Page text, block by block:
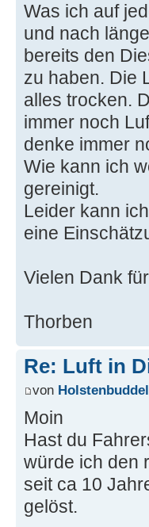
Was ich auf
und nach
bereits den
zu haben. Die
alles trocken.
immer noch
denke immer
Wie kann ich
gereinigt.
Leider kann
eine
Vielen Dank
Thorben
Re: Luft in
von Holstenbuddel
Moin
Hast du
würde ich den
seit ca 10
gelöst.